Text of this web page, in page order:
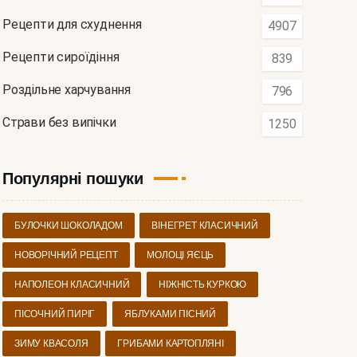
Рецепти для схуднення 4907
Рецепти сироїдіння 839
Роздільне харчування 796
Страви без випічки 1250
Популярні пошуки
БУЛОЧКИ ШОКОЛАДОМ ВІНЕГРЕТ КЛАСИЧНИЙ
НОВОРІЧНИЙ РЕЦЕПТ МОЛОЦІ ЯЄЦЬ
НАПОЛЕОН КЛАСИЧНИЙ НІЖНІСТЬ КУРКОЮ
ПІСОЧНИЙ ПИРІГ ЯБЛУКАМИ ПІСНИЙ
ЗИМУ КВАСОЛЯ ГРИБАМИ КАРТОПЛЯНІ